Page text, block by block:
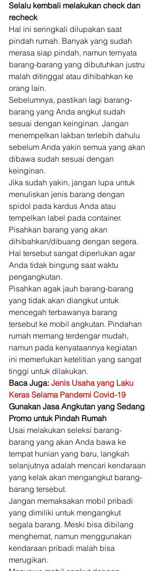
Selalu kembali melakukan check dan
recheck
Hal ini seringkali dilupakan saat
pindah rumah. Banyak yang sudah
merasa siap pindah, namun ternyata
barang-barang yang dibutuhkan justru
malah ditinggal atau dihibahkan ke
orang lain.
Sebelumnya, pastikan lagi barang-
barang yang Anda angkut sudah
sesuai dengan keinginan. Jangan
menempelkan lakban terlebih dahulu
sebelum Anda yakin semua yang akan
dibawa sudah sesuai dengan
keinginan.
Jika sudah yakin, jangan lupa untuk
menuliskan jenis barang dengan
spidol pada kardus Anda atau
tempelkan label pada container.
Pisahkan barang yang akan
dihibahkan/dibuang dengan segera.
Hal tersebut sangat diperlukan agar
Anda tidak bingung saat waktu
pengangkutan.
Pisahkan agak jauh barang-barang
yang tidak akan diangkut untuk
mencegah terbawanya barang
tersebut ke mobil angkutan. Pindahan
rumah memang terdengar mudah,
namun pada kenyataannya kegiatan
ini memerlukan ketelitian yang sangat
tinggi untuk dilakukan.
Baca Juga: Jenis Usaha yang Laku
Keras Selama Pandemi Covid-19
Gunakan Jasa Angkutan yang Sedang
Promo untuk Pindah Rumah
Usai melakukan seleksi barang-
barang yang akan Anda bawa ke
tempat hunian yang baru, langkah
selanjutnya adalah mencari kendaraan
yang kelak akan mengangkut barang-
barang tersebut.
Jangan memaksakan mobil pribadi
yang dimiliki untuk mengangkut
segala barang. Meski bisa dibilang
menghemat, namun menggunakan
kendaraan pribadi malah bisa
merugikan.